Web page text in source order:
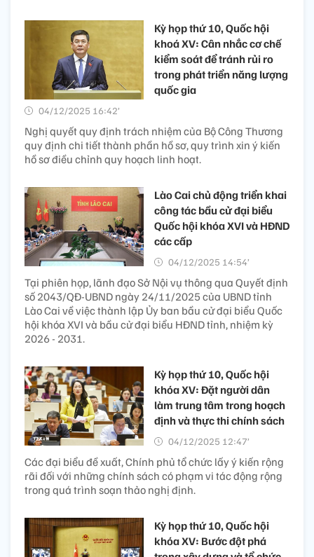
Kỳ họp thứ 10, Quốc hội
khoá XV: Cân nhắc cơ chế
kiểm soát để tránh rủi ro
trong phát triển năng lượng
quốc gia
04/12/2025 16:42’
Nghị quyết quy định trách nhiệm của Bộ Công Thương
quy định chi tiết thành phần hồ sơ, quy trình xin ý kiến
hồ sơ điều chỉnh quy hoạch linh hoạt.
Lào Cai chủ động triển khai
công tác bầu cử đại biểu
Quốc hội khóa XVI và HĐND
các cấp
04/12/2025 14:54’
Tại phiên họp, lãnh đạo Sở Nội vụ thông qua Quyết định
số 2043/QĐ-UBND ngày 24/11/2025 của UBND tỉnh
Lào Cai về việc thành lập Ủy ban bầu cử đại biểu Quốc
hội khóa XVI và bầu cử đại biểu HĐND tỉnh, nhiệm kỳ
2026 - 2031.
Kỳ họp thứ 10, Quốc hội
khóa XV: Đặt người dân
làm trung tâm trong hoạch
định và thực thi chính sách
04/12/2025 12:47’
Các đại biểu đề xuất, Chính phủ tổ chức lấy ý kiến rộng
rãi đối với những chính sách có phạm vi tác động rộng
trong quá trình soạn thảo nghị định.
Kỳ họp thứ 10, Quốc hội
khóa XV: Bước đột phá